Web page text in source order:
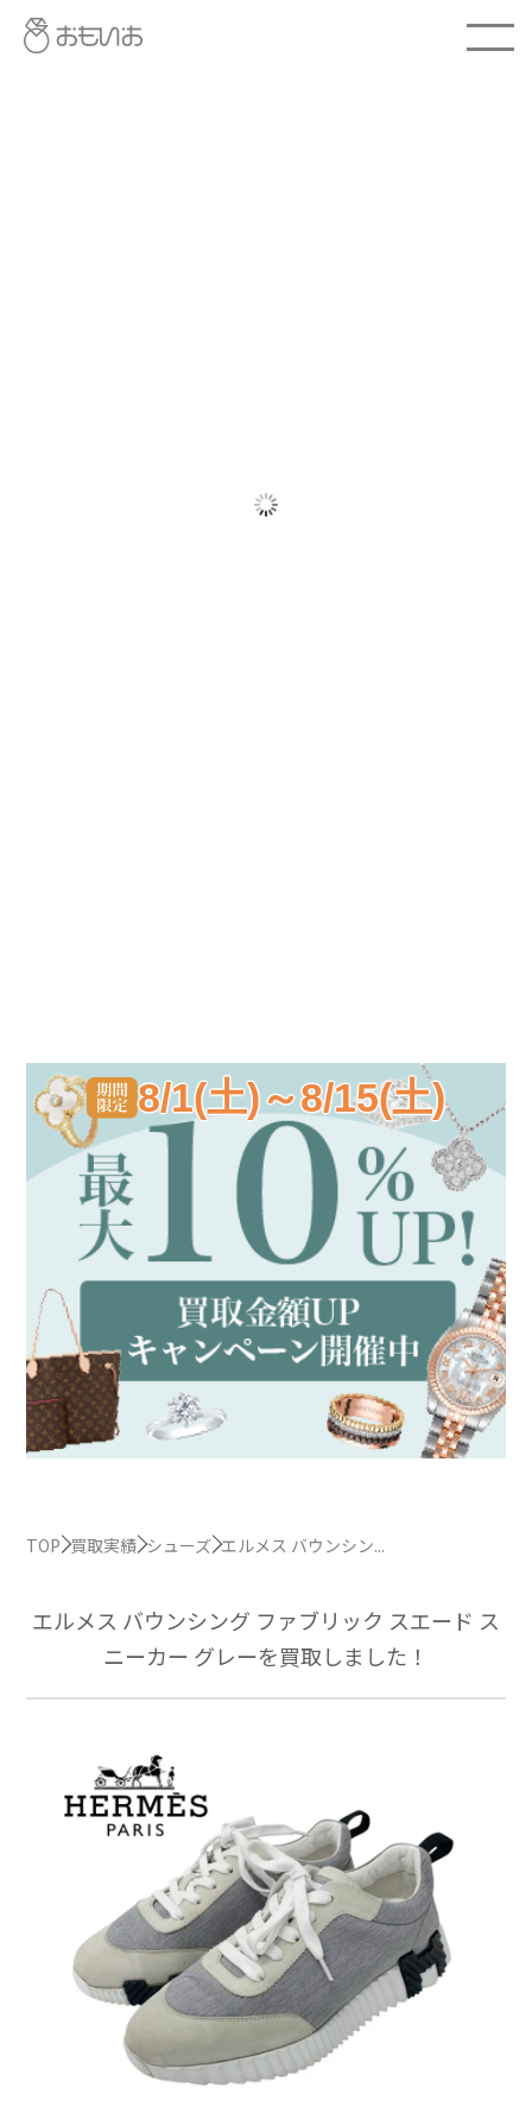
8/1(土)～8/15(土)
TOP 買取実績 シューズ エルメス バウンシン...
エルメス バウンシング ファブリック スエード ス
ニーカー グレーを買取しました！